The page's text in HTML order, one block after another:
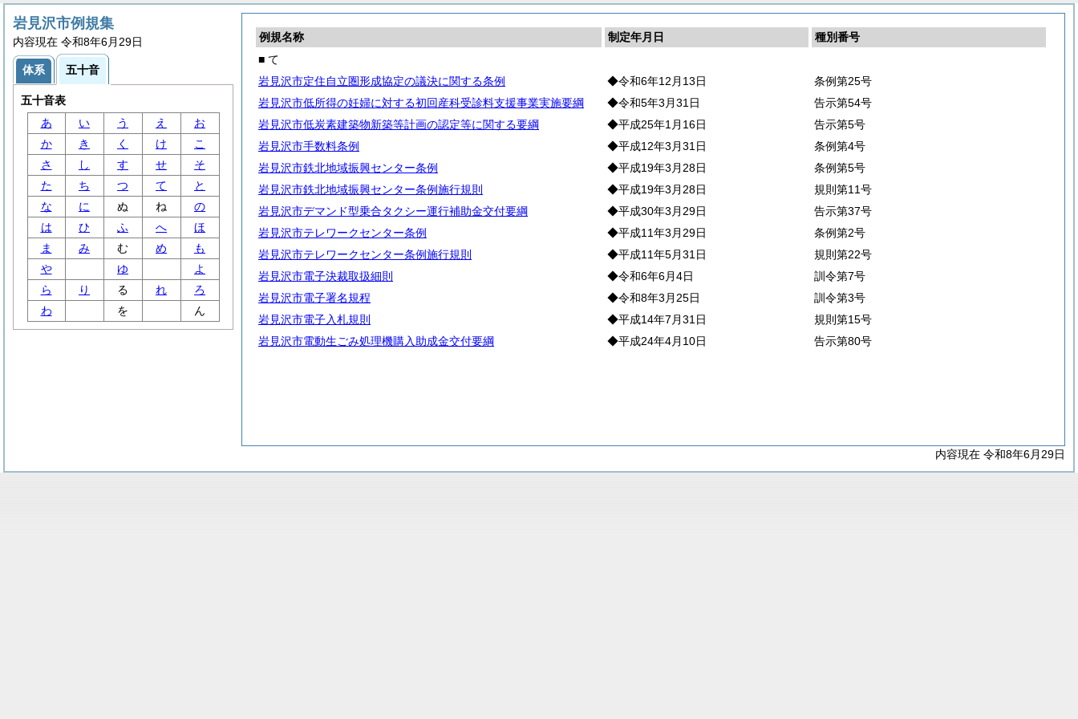
例規名称 制定年月日
種別番号
■ て
岩見沢市定住自立圏形成協定の議決に関する条例
◆令和6年12月13日
条例第25号
岩見沢市低所得の妊婦に対する初回産科受診料支援事業実施要綱
◆令和5年3月31日
告示第54号
岩見沢市低炭素建築物新築等計画の認定等に関する要綱
◆平成25年1月16日
告示第5号
岩見沢市手数料条例
◆平成12年3月31日
条例第4号
岩見沢市鉄北地域振興センター条例
◆平成19年3月28日
条例第5号
岩見沢市鉄北地域振興センター条例施行規則
◆平成19年3月28日
規則第11号
岩見沢市デマンド型乗合タクシー運行補助金交付要綱
◆平成30年3月29日
告示第37号
岩見沢市テレワークセンター条例
◆平成11年3月29日
条例第2号
岩見沢市テレワークセンター条例施行規則
◆平成11年5月31日
規則第22号
岩見沢市電子決裁取扱細則
◆令和6年6月4日
訓令第7号
岩見沢市電子署名規程
◆令和8年3月25日
訓令第3号
岩見沢市電子入札規則
◆平成14年7月31日
規則第15号
岩見沢市電動生ごみ処理機購入助成金交付要綱
◆平成24年4月10日 告示第80号
内容現在 令和8年6月29日
岩見沢市例規集
内容現在 令和8年6月29日
体系 五十音
五十音表
あ
い う え
お
か
き く け
こ
さ
し す せ
そ
た
ち つ て
と
な
に ぬ ね
の
は
ひ ふ へ
ほ
ま
み む め
も
や
ゆ
よ
ら
り る れ
ろ
わ
を ん